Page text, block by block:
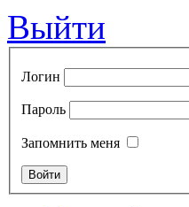
Выйти
Логин
Пароль
Запомнить меня